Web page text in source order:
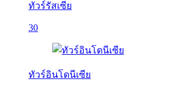
ทัวร์รัสเซีย
30
ทัวร์อินโดนีเซีย